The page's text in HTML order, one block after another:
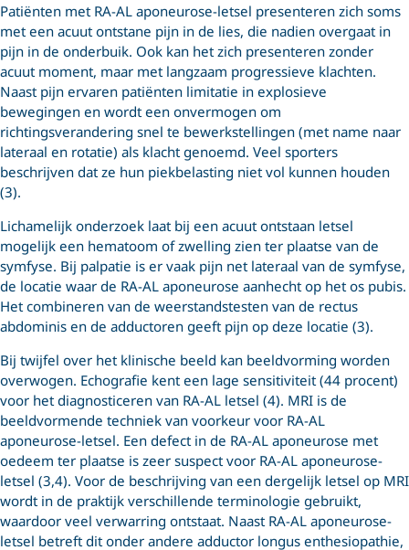
Patiënten met RA-AL aponeurose-letsel presenteren zich soms
met een acuut ontstane pijn in de lies, die nadien overgaat in
pijn in de onderbuik. Ook kan het zich presenteren zonder
acuut moment, maar met langzaam progressieve klachten.
Naast pijn ervaren patiënten limitatie in explosieve
bewegingen en wordt een onvermogen om
richtingsverandering snel te bewerkstellingen (met name naar
lateraal en rotatie) als klacht genoemd. Veel sporters
beschrijven dat ze hun piekbelasting niet vol kunnen houden
(3).
Lichamelijk onderzoek laat bij een acuut ontstaan letsel
mogelijk een hematoom of zwelling zien ter plaatse van de
symfyse. Bij palpatie is er vaak pijn net lateraal van de symfyse,
de locatie waar de RA-AL aponeurose aanhecht op het os pubis.
Het combineren van de weerstandstesten van de rectus
abdominis en de adductoren geeft pijn op deze locatie (3).
Bij twijfel over het klinische beeld kan beeldvorming worden
overwogen. Echografie kent een lage sensitiviteit (44 procent)
voor het diagnosticeren van RA-AL letsel (4). MRI is de
beeldvormende techniek van voorkeur voor RA-AL
aponeurose-letsel. Een defect in de RA-AL aponeurose met
oedeem ter plaatse is zeer suspect voor RA-AL aponeurose-
letsel (3,4). Voor de beschrijving van een dergelijk letsel op MRI
wordt in de praktijk verschillende terminologie gebruikt,
waardoor veel verwarring ontstaat. Naast RA-AL aponeurose-
letsel betreft dit onder andere adductor longus enthesiopathie,